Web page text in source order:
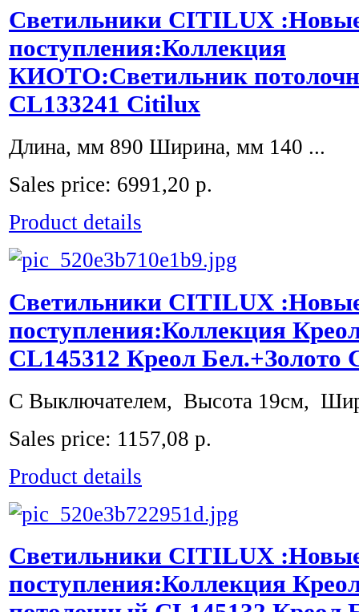
Светильники CITILUX
поступления:Коллекция
КИОТО:Светильник
CL133241 Citilux
Длина, мм 890 Ширина, мм 140 ...
Sales price: 6991,20 р.
Product details
Светильники CITILUX
поступления:Коллекция
CL145312 Креол Бел.+Золото
С Выключателем, Высота 19см,
Sales price: 1157,08 р.
Product details
Светильники CITILUX
поступления:Коллекция